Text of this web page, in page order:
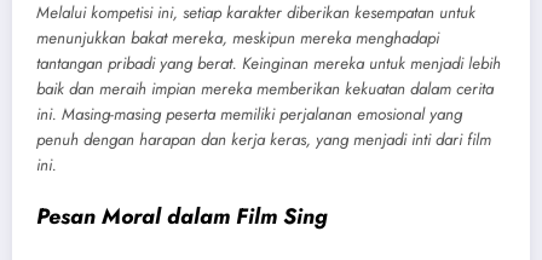
Melalui kompetisi ini, setiap karakter diberikan kesempatan untuk
menunjukkan bakat mereka, meskipun mereka menghadapi
tantangan pribadi yang berat. Keinginan mereka untuk menjadi lebih
baik dan meraih impian mereka memberikan kekuatan dalam cerita
ini. Masing-masing peserta memiliki perjalanan emosional yang
penuh dengan harapan dan kerja keras, yang menjadi inti dari film
ini.
Pesan Moral dalam Film Sing